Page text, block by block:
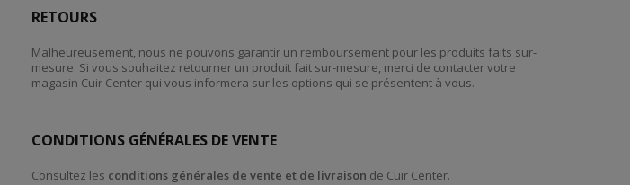
RETOURS
Malheureusement, nous ne pouvons garantir un remboursement pour les produits faits sur-
mesure. Si vous souhaitez retourner un produit fait sur-mesure, merci de contacter votre
magasin Cuir Center qui vous informera sur les options qui se présentent à vous.
CONDITIONS GÉNÉRALES DE VENTE
Consultez les conditions générales de vente et de livraison de Cuir Center.